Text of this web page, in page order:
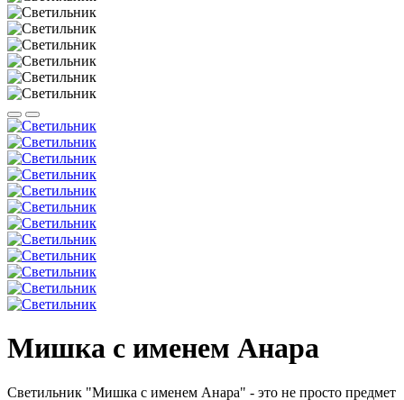
Мишка с именем Анара
Cветильник "Мишка с именем Анара" - это не просто предмет